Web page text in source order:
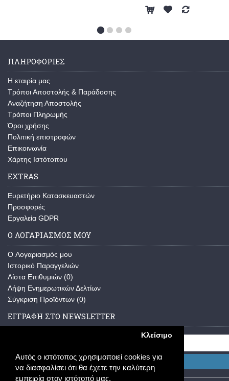
Αυτός ο ιστότοπος χρησιμοποιεί cookies για
να διασφαλίσει ότι θα έχετε την καλύτερη
εμπειρία στον ιστότοπό μας.
Κλείσιμο
ΠΛΗΡΟΦΟΡΊΕΣ
Η εταιρία μας
Τρόποι Αποστολής & Παράδοσης
Αναζήτηση Αποστολής
Τρόποι Πληρωμής
Όροι χρήσης
Πολιτική επιστροφών
Επικοινωνία
Χάρτης Ιστότοπου
EXTRAS
Ευρετήριο Κατασκευαστών
Προσφορές
Εργαλεία GDPR
Ο ΛΟΓΑΡΙΑΣΜΌΣ ΜΟΥ
O Λογαριασμός μου
Ιστορικό Παραγγελιών
Λίστα Επιθυμιών (0)
Λήψη Ενημερωτικών Δελτίων
Σύγκριση Προϊόντων (0)
ΕΓΓΡΑΦΉ ΣΤΟ NEWSLETTER
Εγγραφή